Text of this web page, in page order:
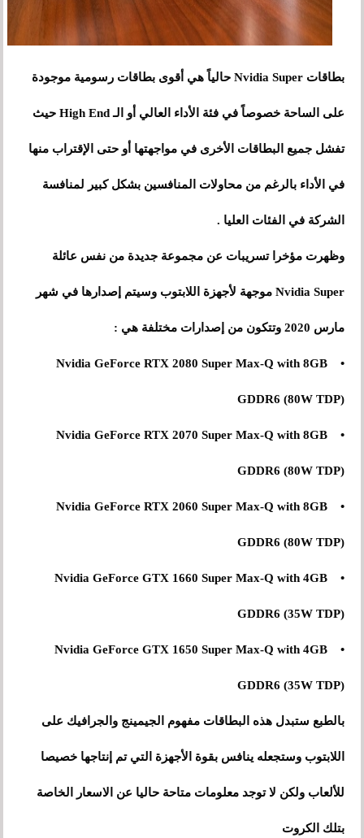
بطاقات Nvidia Super حالياً هي أقوى بطاقات رسومية موجودة
على الساحة خصوصاً في فئة الأداء العالي أو الـ High End حيث
تفشل جميع البطاقات الأخرى في مواجهتها أو حتى الإقتراب منها
في الأداء بالرغم من محاولات المنافسين بشكل كبير لمنافسة
الشركة في الفئات العليا .
وظهرت مؤخرا تسريبات عن مجموعة جديدة من نفس عائلة
Nvidia Super موجهة لأجهزة اللابتوب وسيتم إصدارها في شهر
مارس 2020 وتتكون من إصدارات مختلفة هي :
• Nvidia GeForce RTX 2080 Super Max-Q with 8GB
GDDR6 (80W TDP)
• Nvidia GeForce RTX 2070 Super Max-Q with 8GB
GDDR6 (80W TDP)
• Nvidia GeForce RTX 2060 Super Max-Q with 8GB
GDDR6 (80W TDP)
• Nvidia GeForce GTX 1660 Super Max-Q with 4GB
GDDR6 (35W TDP)
• Nvidia GeForce GTX 1650 Super Max-Q with 4GB
GDDR6 (35W TDP)
بالطبع ستبدل هذه البطاقات مفهوم الجيمينج والجرافيك على
اللابتوب وستجعله ينافس بقوة الأجهزة التي تم إنتاجها خصيصا
للألعاب ولكن لا توجد معلومات متاحة حاليا عن الاسعار الخاصة
بتلك الكروت